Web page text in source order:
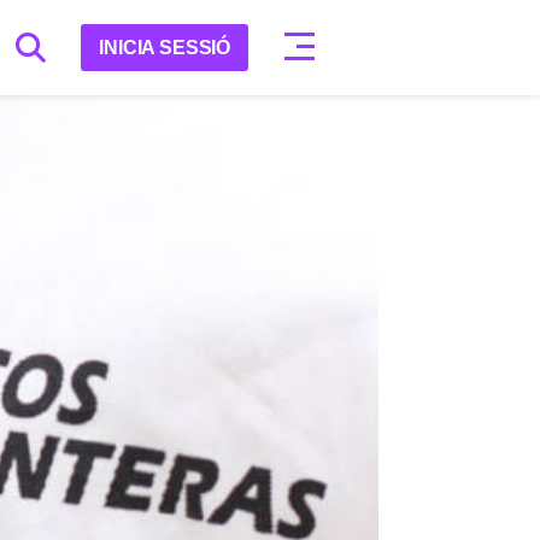
INICIA SESSIÓ